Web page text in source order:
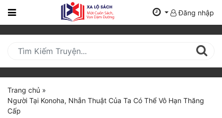
Trang
Mới
Cập
Nhật
(current)
BXH
Đăng nhập
Trang chủ »
Người Tại Konoha, Nhẫn Thuật Của Ta Có Thể Vô Hạn Thăng
Cấp